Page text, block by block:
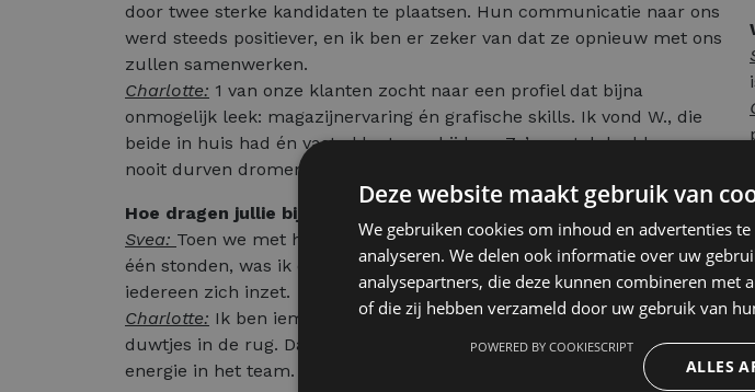
door twee sterke kandidaten te plaatsen. Hun communicatie naar ons
werd steeds positiever, en ik ben er zeker van dat ze opnieuw met ons
zullen samenwerken.
Charlotte: 1 van onze klanten zocht naar een profiel dat bijna
onmogelijk leek: magazijnervaring én grafische skills. Ik vond W., die
beide in huis had én vaste klant was bij hen. Zo’n match hadden ze
nooit durven dromen.
Hoe dragen jullie bij aan het succes en de energie van het team?
Svea: Toen we met het hele team op de kwartaalmeeting op nummer
één stonden, was ik echt trots. Zo’n resultaat bereik je alleen als
iedereen zich inzet.
Charlotte: Ik ben iemand van de subtiele complimentjes en kleine
duwtjes in de rug. Dat lijkt misschien klein, maar draagt bij aan de
energie in het team.
Deze website maakt gebruik van
We gebruiken cookies om inhoud en advertenties
analyseren. We delen ook informatie over uw
analysepartners, die deze kunnen combineren met
of die zij hebben verzameld door uw gebruik van
ALLES
POWERED BY COOKIESCRIPT